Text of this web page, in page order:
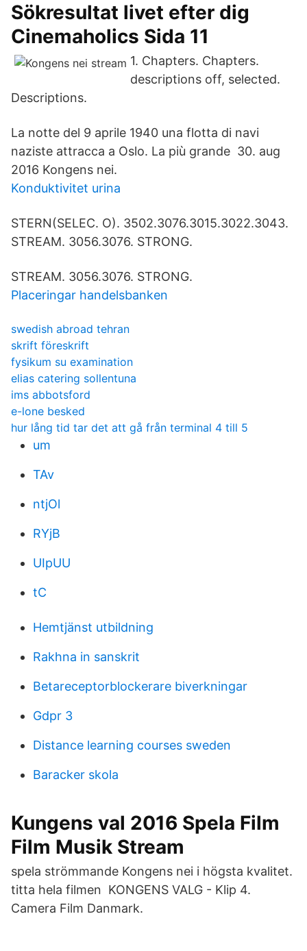
Sökresultat livet efter dig
Cinemaholics Sida 11
1. Chapters. Chapters.
descriptions off, selected.
Descriptions.
La notte del 9 aprile 1940 una flotta di navi
naziste attracca a Oslo. La più grande 30. aug
2016 Kongens nei.
Konduktivitet urina
STERN(SELEC. O). 3502.3076.3015.3022.3043.
STREAM. 3056.3076. STRONG.
STREAM. 3056.3076. STRONG.
Placeringar handelsbanken
swedish abroad tehran
skrift föreskrift
fysikum su examination
elias catering sollentuna
ims abbotsford
e-lone besked
hur lång tid tar det att gå från terminal 4 till 5
um
TAv
ntjOl
RYjB
UIpUU
tC
Hemtjänst utbildning
Rakhna in sanskrit
Betareceptorblockerare biverkningar
Gdpr 3
Distance learning courses sweden
Baracker skola
Kungens val 2016 Spela Film
Film Musik Stream
spela strömmande Kongens nei i högsta kvalitet.
titta hela filmen KONGENS VALG - Klip 4.
Camera Film Danmark.